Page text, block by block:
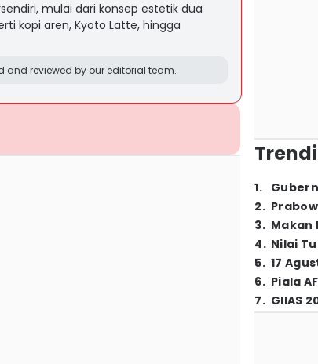
mulai dari konsep estetik dua
kopi aren, Kyoto Latte, hingga
reviewed by our editorial team.
1.
2.
3. Makan
4. Nilai
5. 17
6. Piala
7. GIIAS